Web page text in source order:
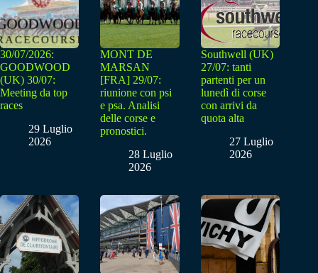
30/07/2026:
GOODWOOD
(UK) 30/07:
Meeting da top
races
29 Luglio
2026
MONT DE
MARSAN
[FRA] 29/07:
riunione con psi
e psa. Analisi
delle corse e
pronostici.
28 Luglio
2026
Southwell (UK)
27/07: tanti
partenti per un
lunedì di corse
con arrivi da
quota alta
27 Luglio
2026